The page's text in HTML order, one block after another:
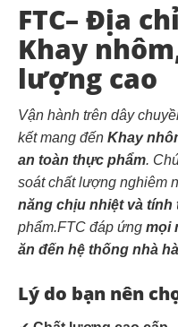
FTC– Địa
Khay
lượng cao
Vận hành trên dây
kết mang đến Khay
an toàn thực phẩm.
soát chất lượng nghiêm
năng chịu nhiệt và tính
phẩm.FTC đáp ứng mọi
ăn đến hệ thống nhà
Lý do bạn nên